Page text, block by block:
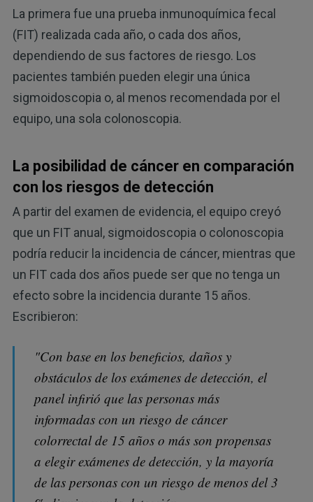
La primera fue una prueba inmunoquímica fecal
(FIT) realizada cada año, o cada dos años,
dependiendo de sus factores de riesgo. Los
pacientes también pueden elegir una única
sigmoidoscopia o, al menos recomendada por el
equipo, una sola colonoscopia.
La posibilidad de cáncer en comparación
con los riesgos de detección
A partir del examen de evidencia, el equipo creyó
que un FIT anual, sigmoidoscopia o colonoscopia
podría reducir la incidencia de cáncer, mientras que
un FIT cada dos años puede ser que no tenga un
efecto sobre la incidencia durante 15 años.
Escribieron:
"Con base en los beneficios, daños y
obstáculos de los exámenes de detección, el
panel infirió que las personas más
informadas con un riesgo de cáncer
colorrectal de 15 años o más son propensas
a elegir exámenes de detección, y la mayoría
de las personas con un riesgo de menos del 3